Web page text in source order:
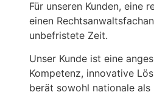
Für unseren Kunden, eine
einen
unbefristete Zeit.
Unser Kunde ist eine
Kompetenz, innovative
berät sowohl nationale